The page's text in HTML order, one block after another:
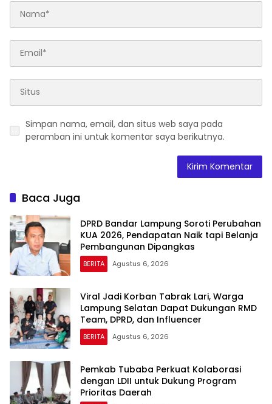
Simpan nama, email, dan situs web saya pada
peramban ini untuk komentar saya berikutnya.
Baca Juga
DPRD Bandar Lampung Soroti Perubahan
KUA 2026, Pendapatan Naik tapi Belanja
Pembangunan Dipangkas
BERITA Agustus 6, 2026
Viral Jadi Korban Tabrak Lari, Warga
Lampung Selatan Dapat Dukungan RMD
Team, DPRD, dan Influencer
BERITA Agustus 6, 2026
Pemkab Tubaba Perkuat Kolaborasi
dengan LDII untuk Dukung Program
Prioritas Daerah